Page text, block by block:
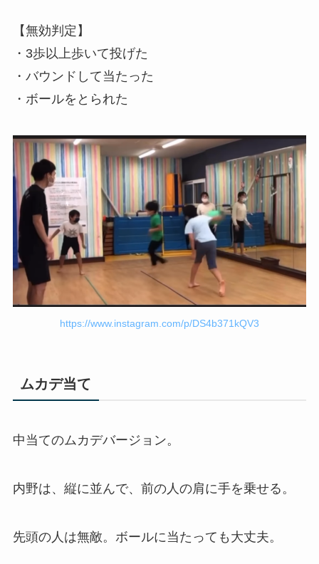
【無効判定】
・3歩以上歩いて投げた
・バウンドして当たった
・ボールをとられた
https://www.instagram.com/p/DS4b371kQV3
ムカデ当て
中当てのムカデバージョン。
内野は、縦に並んで、前の人の肩に手を乗せる。
先頭の人は無敵。ボールに当たっても大丈夫。